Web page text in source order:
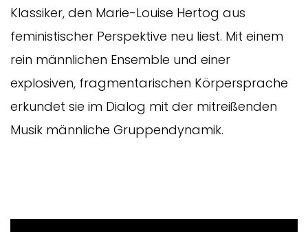
Klassiker, den Marie-Louise Hertog aus
feministischer Perspektive neu liest. Mit einem
rein männlichen Ensemble und einer
explosiven, fragmentarischen Körpersprache
erkundet sie im Dialog mit der mitreißenden
Musik männliche Gruppendynamik.